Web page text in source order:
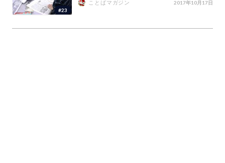
#23
ことばマガジン 2017年10月17日